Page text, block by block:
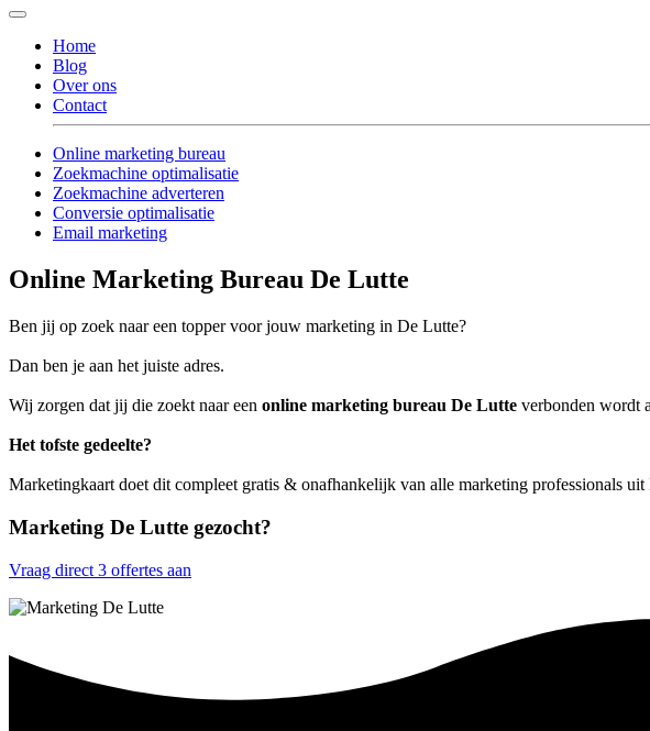
Home
Blog
Over ons
Contact
Online marketing bureau
Zoekmachine optimalisatie
Zoekmachine adverteren
Conversie optimalisatie
Email marketing
Online Marketing Bureau De Lutte
Ben jij op zoek naar een topper voor jouw marketing in De Lutte?
Dan ben je aan het juiste adres.
Wij zorgen dat jij die zoekt naar een online marketing bureau De Lutte verbonden wordt
Het tofste gedeelte?
Marketingkaart doet dit compleet gratis & onafhankelijk van alle marketing professionals
Marketing De Lutte gezocht?
Vraag direct 3 offertes aan